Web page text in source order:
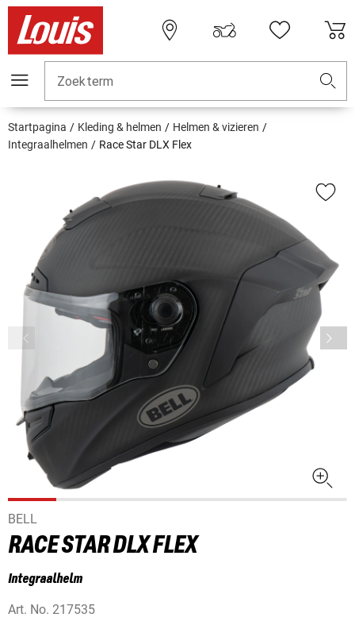
Zoekterm
Startpagina Kleding & helmen
Helmen & vizieren
Integraalhelmen
Race Star DLX Flex
BELL
RACE STAR DLX FLEX
Integraalhelm
Art. No. 217535